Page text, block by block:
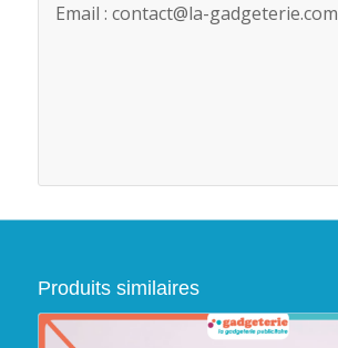
Email : contact@la-gadgeterie.com
Produits similaires